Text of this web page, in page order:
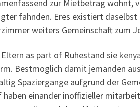
zur Mietbetrag wohnt,
fahnden. Eres existiert
weiters Gemeinschaft zum
as part of Ruhestand sie
Bestmoglich damit jemanden
Spaziergange aufgrund der
haben einander inoffizieller